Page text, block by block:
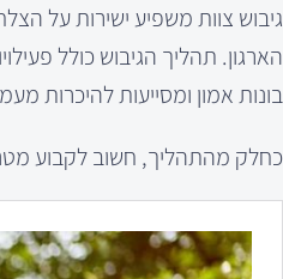
גיבוש צוות משפיע ישירות על
הארגון. תהליך הגיבוש כולל
בונות אמון ומסייעות להיכרות
כחלק מהתהליך, חשוב לקבוע